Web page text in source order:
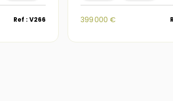
Ref : V266 399 000 €